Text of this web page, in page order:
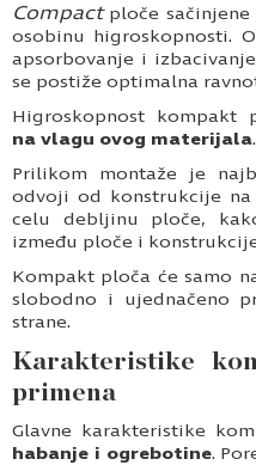
Compactploče sačinjene
osobinu higroskopnosti.
apsorbovanje i
se postiže optimalna
Higroskopnost kompakt
na vlagu ovog materijala.
Prilikom montaže je
odvoji od konstrukcije
celu debljinu ploče,
između ploče i
Kompakt ploča će samo
slobodno i ujednačeno
strane.
Karakteristike
primena
Glavne karakteristike
habanje i ogrebotine.